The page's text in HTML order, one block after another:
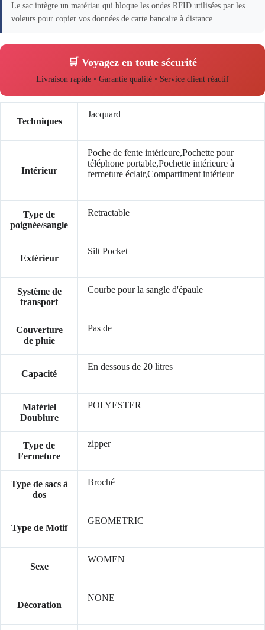
Le sac intègre un matériau qui bloque les ondes RFID utilisées par les
voleurs pour copier vos données de carte bancaire à distance.
🛒 Voyagez en toute sécurité
Livraison rapide • Garantie qualité • Service client réactif
Techniques
Jacquard
Intérieur
Poche de fente intérieure,Pochette pour
téléphone portable,Pochette intérieure à
fermeture éclair,Compartiment intérieur
Type de
poignée/sangle
Retractable
Extérieur
Silt Pocket
Système de
transport
Courbe pour la sangle d'épaule
Couverture
de pluie
Pas de
Capacité
En dessous de 20 litres
Matériel
Doublure
POLYESTER
Type de
Fermeture
zipper
Type de sacs à
dos
Broché
Type de Motif
GEOMETRIC
Sexe
WOMEN
Décoration
NONE